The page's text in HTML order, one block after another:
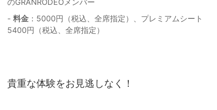
のGRANRODEOメンバー
- 料金 ：5000円（税込、全席指定）、プレミアムシート
5400円（税込、全席指定）
貴重な体験をお見逃しなく！